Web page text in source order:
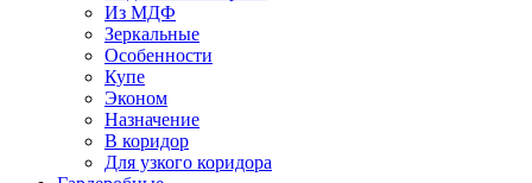
Из МДФ
Зеркальные
Особенности
Купе
Эконом
Назначение
В коридор
Для узкого коридора